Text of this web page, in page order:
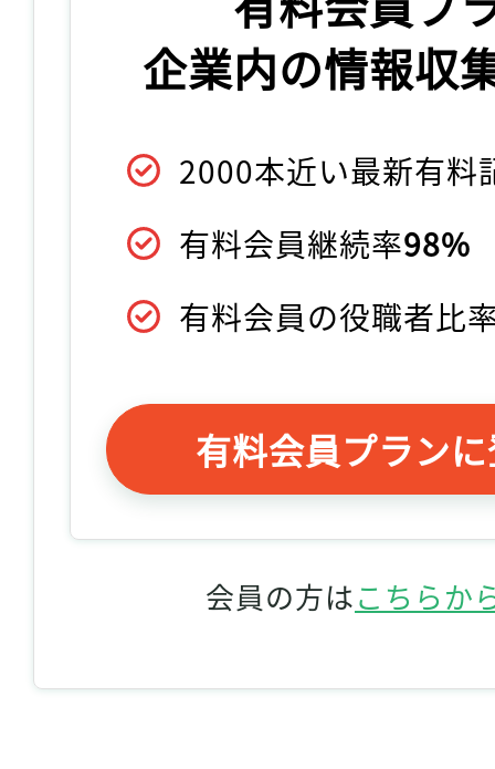
企業内の情報収
2000本近い最新有料
有料会員継続率98%
有料会員の役職者比
有料会員プラン
会員の方はこちらか